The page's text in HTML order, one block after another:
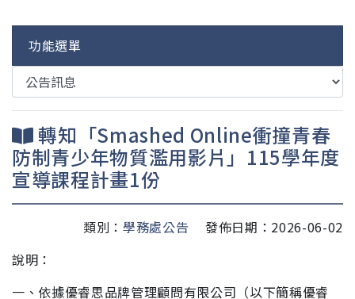
功能選單
轉知「Smashed Online衝撞青春
防制青少年物質濫用影片」115學年度
宣導課程計畫1份
類別： 學務處公告
發佈日期：2026-06-02
說明：
一、依據優睿思品牌管理顧問有限公司（以下簡稱優睿